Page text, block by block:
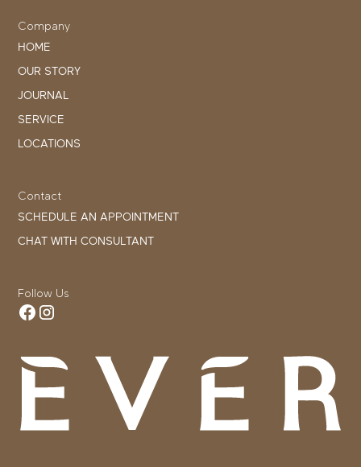
Company
HOME
OUR STORY
JOURNAL
SERVICE
LOCATIONS
Contact
SCHEDULE AN APPOINTMENT
CHAT WITH CONSULTANT
Follow Us